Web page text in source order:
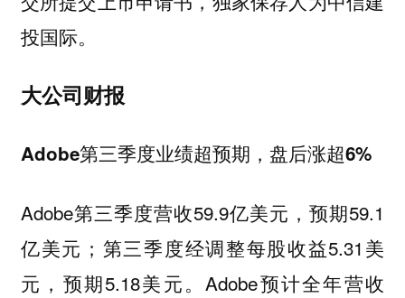
投国际。
大公司财报
Adobe第三季度业绩超预期，盘后涨超6%
Adobe第三季度营收59.9亿美元，预期59.1
亿美元；第三季度经调整每股收益5.31美
元，预期5.18美元。Adobe预计全年营收